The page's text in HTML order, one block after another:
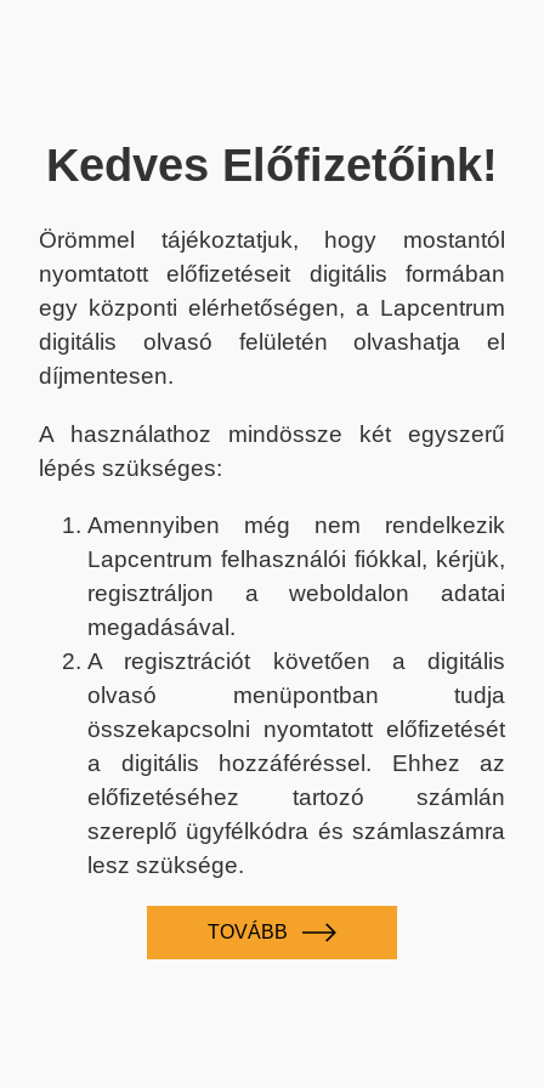
Kedves Előfizetőink!
Örömmel tájékoztatjuk, hogy mostantól
nyomtatott előfizetéseit digitális formában
egy központi elérhetőségen, a Lapcentrum
digitális olvasó felületén olvashatja el
díjmentesen.
A használathoz mindössze két egyszerű
lépés szükséges:
Amennyiben még nem rendelkezik
Lapcentrum felhasználói fiókkal, kérjük,
regisztráljon a weboldalon adatai
megadásával.
A regisztrációt követően a digitális
olvasó menüpontban tudja
összekapcsolni nyomtatott előfizetését
a digitális hozzáféréssel. Ehhez az
előfizetéséhez tartozó számlán
szereplő ügyfélkódra és számlaszámra
lesz szüksége.
TOVÁBB